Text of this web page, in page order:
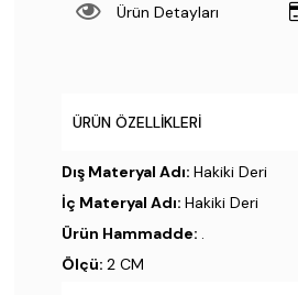
Ürün Detayları
ÜRÜN ÖZELLIKLERI
Dış Materyal Adı: Hakiki Deri
İç Materyal Adı: Hakiki Deri
Ürün Hammadde: .
Ölçü: 2 CM